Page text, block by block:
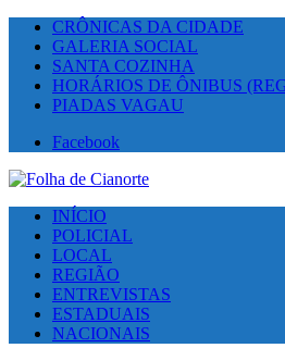
CRÔNICAS DA CIDADE
GALERIA SOCIAL
SANTA COZINHA
HORÁRIOS DE ÔNIBUS
PIADAS VAGAU
Facebook
INÍCIO
POLICIAL
LOCAL
REGIÃO
ENTREVISTAS
ESTADUAIS
NACIONAIS